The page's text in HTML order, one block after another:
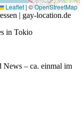
Leaflet | ©OpenStreetMap
| gay-location.de
in Tokio
News – ca. einmal im